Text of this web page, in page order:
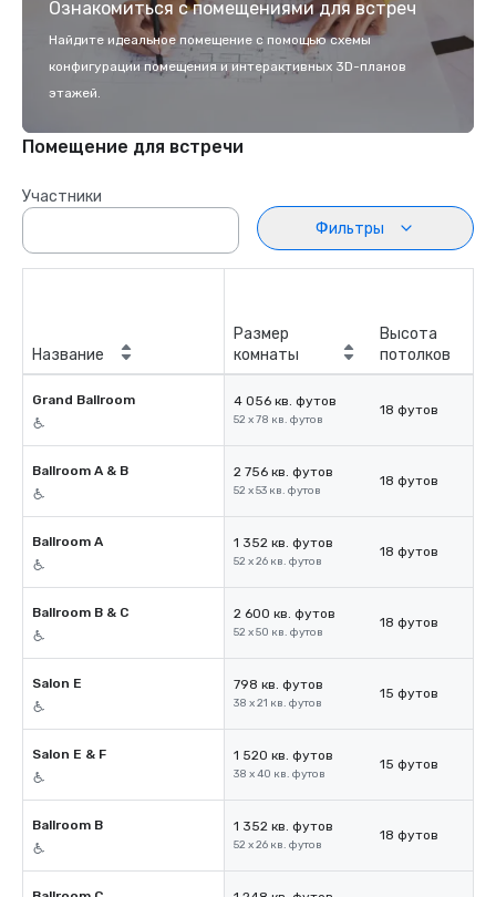
Ознакомиться с помещениями для встреч
Найдите идеальное помещение с помощью схемы
конфигурации помещения и интерактивных 3D-планов
этажей.
Помещение для встречи
Участники
Фильтры
Название
Размер
комнаты
Высота
потолков
Grand Ballroom 4 056 кв. футов
52 x 78 кв. футов
18 футов
Ballroom A & B 2 756 кв. футов
52 x 53 кв. футов
18 футов
Ballroom A 1 352 кв. футов
52 x 26 кв. футов
18 футов
Ballroom B & C 2 600 кв. футов
52 x 50 кв. футов
18 футов
Salon E 798 кв. футов
38 x 21 кв. футов
15 футов
Salon E & F 1 520 кв. футов
38 x 40 кв. футов
15 футов
Ballroom B 1 352 кв. футов
52 x 26 кв. футов
18 футов